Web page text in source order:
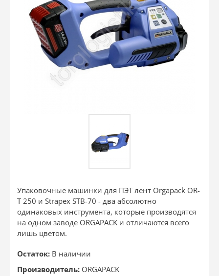
Упаковочные машинки для ПЭТ лент Orgapack OR-
T 250 и Strapex STB-70 - два абсолютно
одинаковых инструмента, которые производятся
на одном заводе ORGAPACK и отличаются всего
лишь цветом.
Остаток: В наличии
Производитель: ORGAPACK